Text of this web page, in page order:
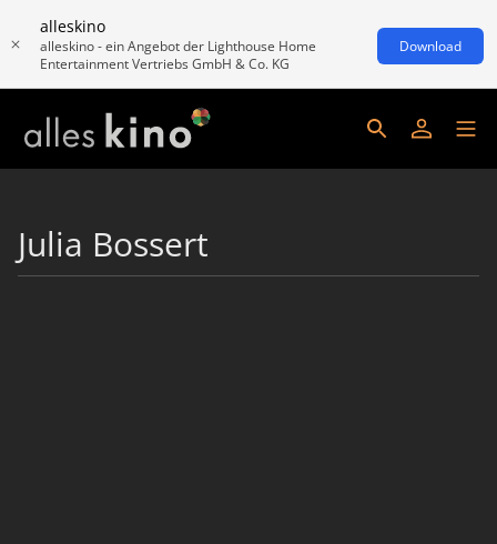
alleskino
alleskino - ein Angebot der Lighthouse Home
Entertainment Vertriebs GmbH & Co. KG
Download
Julia Bossert